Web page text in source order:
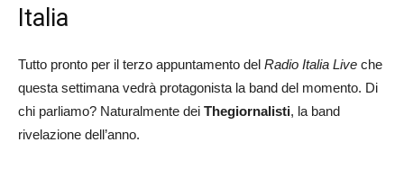
Italia
Tutto pronto per il terzo appuntamento del Radio Italia Live che
questa settimana vedrà protagonista la band del momento. Di
chi parliamo? Naturalmente dei Thegiornalisti, la band
rivelazione dell’anno.